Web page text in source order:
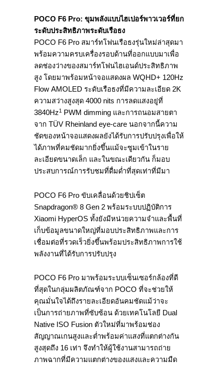
POCO F6 Pro: ขุมพลังแบบไฮเปอร์พาวเวอร์ที่ยก
ระดับประสิทธิภาพระดับเรือธง
POCO F6 Pro สมาร์ทโฟนเรือธงรุ่นใหม่ล่าสุดมา
พร้อมความครบเครื่องรอบด้านที่ออกแบบมาเพื่อ
ลดช่องว่างของสมาร์ทโฟนไฮเอนด์ประสิทธิภาพ
สูง โดยมาพร้อมหน้าจอแสดงผล WQHD+ 120Hz
Flow AMOLED ระดับเรือธงที่มีความละเอียด 2K
ความสว่างสูงสุด 4000 nits การลดแสงอยู่ที่
3840Hz1 PWM dimming และการถนอมสายตา
จาก TÜV Rheinland eye-care นอกจากนี้ความ
ชัดของหน้าจอแสดงผลยังได้รับการปรับปรุงเพื่อให้
ได้ภาพที่คมชัดมากยิ่งขึ้นแม้จะซูมเข้าในราย
ละเอียดขนาดเล็ก และในขณะเดียวกัน ก็มอบ
ประสบการณ์การรับชมที่ดื่มด่ำที่สุดเท่าที่มีมา
POCO F6 Pro ขับเคลื่อนด้วยชิปเซ็ต
Snapdragon® 8 Gen 2 พร้อมระบบปฏิบัติการ
Xiaomi HyperOS ทั้งยังมีหน่วยความจำและพื้นที่
เก็บข้อมูลขนาดใหญ่ที่มอบประสิทธิภาพและการ
เชื่อมต่อที่รวดเร็วยิ่งขึ้นพร้อมประสิทธิภาพการใช้
พลังงานที่ได้รับการปรับปรุง
POCO F6 Pro มาพร้อมระบบเซ็นเซอร์กล้องที่ดี
ที่สุดในกลุ่มผลิตภัณฑ์จาก POCO ที่จะช่วยให้
คุณมั่นใจได้ถึงรายละเอียดอันคมชัดแม้ว่าจะ
เป็นการถ่ายภาพที่ซับซ้อน ด้วยเทคโนโลยี Dual
Native ISO Fusion ตัวใหม่ที่มาพร้อมช่อง
สัญญาณเกนสูงและต่ำพร้อมค่าแสงที่แตกต่างกัน
สูงสุดถึง 16 เท่า จึงทำให้ผู้ใช้งานสามารถถ่าย
ภาพฉากที่มีความแตกต่างของแสงและความมืด